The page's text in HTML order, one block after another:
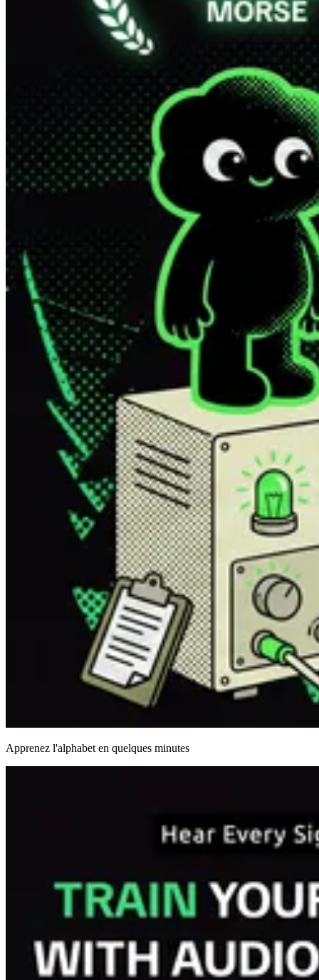
Apprenez l'alphabet en quelques minutes